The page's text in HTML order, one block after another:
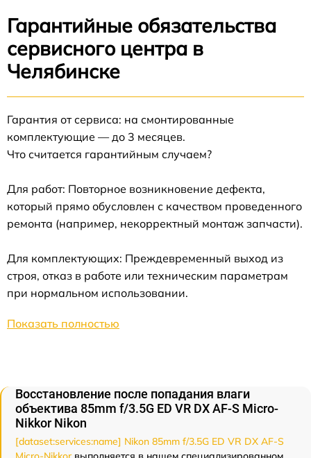
Гарантийные обязательства
сервисного центра в
Челябинске
Гарантия от сервиса: на смонтированные
комплектующие — до 3 месяцев.
Что считается гарантийным случаем?
Для работ: Повторное возникновение дефекта,
который прямо обусловлен с качеством проведенного
ремонта (например, некорректный монтаж запчасти).
Для комплектующих: Преждевременный выход из
строя, отказ в работе или техническим параметрам
при нормальном использовании.
Показать полностью
Восстановление после попадания влаги
объектива 85mm f/3.5G ED VR DX AF-S Micro-
Nikkor Nikon
[dataset:services:name] Nikon 85mm f/3.5G ED VR DX AF-S